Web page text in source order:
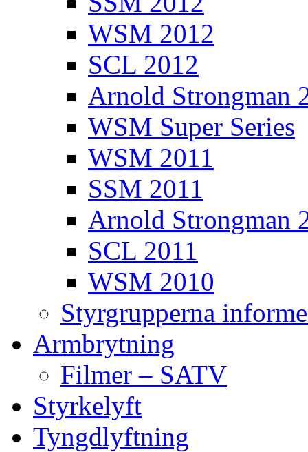
WSM 2012
SCL 2012
Arnold Strongman
WSM Super Series
WSM 2011
SSM 2011
Arnold Strongman
SCL 2011
WSM 2010
Styrgrupperna
Armbrytning
Filmer – SATV
Styrkelyft
Tyngdlyftning